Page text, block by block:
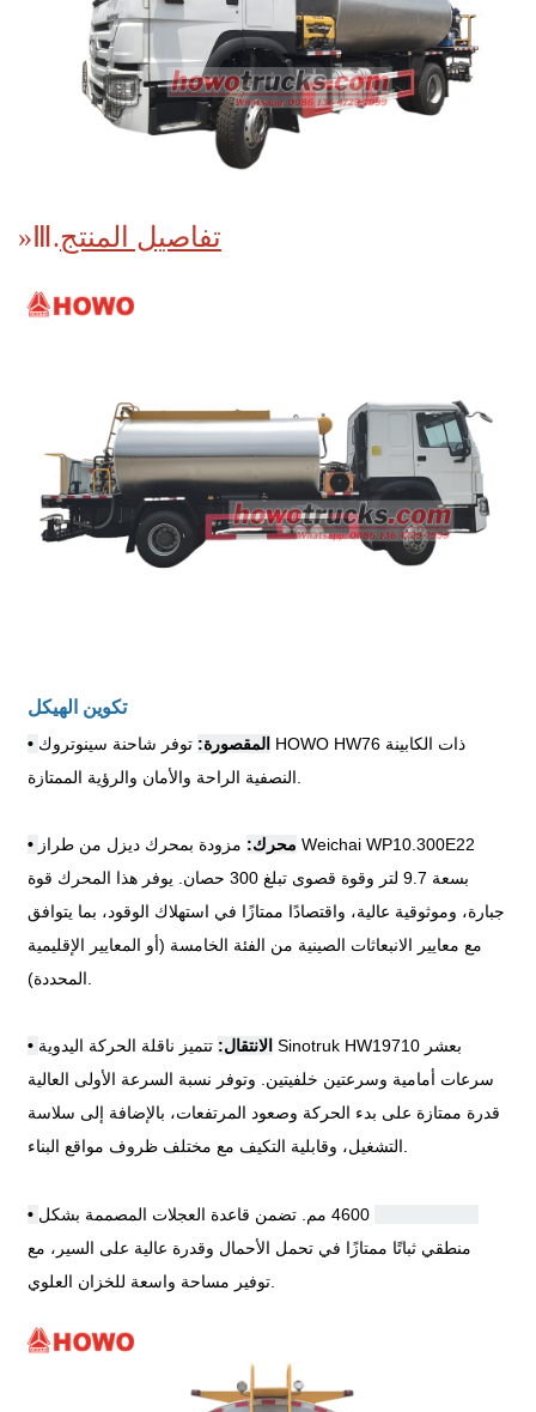
» Ⅲ.تفاصيل المنتج
تكوين الهيكل
• المقصورة: توفر شاحنة سينوتروك HOWO HW76 ذات الكابينة
• محرك: مزودة بمحرك ديزل من طراز Weichai WP10.300E22
بسعة 9.7 لتر وقوة قصوى تبلغ 300 حصان. يوفر هذا المحرك قوة
جبارة، وموثوقية عالية، واقتصادًا ممتازًا في استهلاك الوقود، بما يتوافق
مع معايير الانبعاثات الصينية من الفئة الخامسة (أو المعايير الإقليمية
• الانتقال: تتميز ناقلة الحركة اليدوية Sinotruk HW19710 بعشر
سرعات أمامية وسرعتين خلفيتين. وتوفر نسبة السرعة الأولى العالية
قدرة ممتازة على بدء الحركة وصعود المرتفعات، بالإضافة إلى سلاسة
• 4600 مم. تضمن قاعدة العجلات المصممة بشكل
منطقي ثباتًا ممتازًا في تحمل الأحمال وقدرة عالية على السير، مع